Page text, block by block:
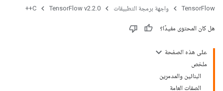
TensorFlow واجهة برمجة التطبيقات TensorFlow v2.2.0
C++
هل كان المحتوى مفيدًا؟
على هذه الصفحة
ملخص
البنائين والمدمرين
الصفات العامة